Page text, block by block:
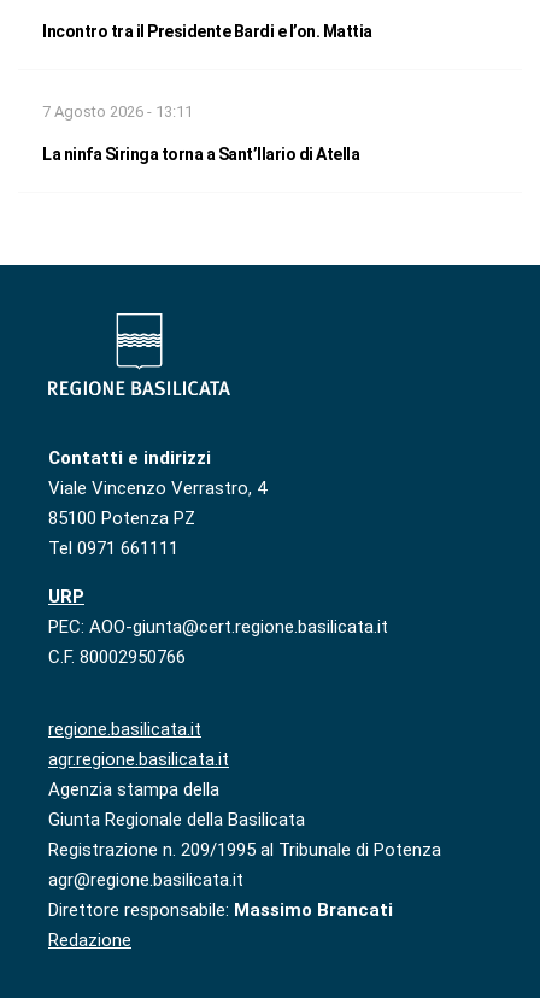
Incontro tra il Presidente Bardi e l’on. Mattia
7 Agosto 2026 - 13:11
La ninfa Siringa torna a Sant’Ilario di Atella
Contatti e indirizzi
Viale Vincenzo Verrastro, 4
85100 Potenza PZ
Tel 0971 661111
URP
PEC: AOO-giunta@cert.regione.basilicata.it
C.F. 80002950766
regione.basilicata.it
agr.regione.basilicata.it
Agenzia stampa della
Giunta Regionale della Basilicata
Registrazione n. 209/1995 al Tribunale di Potenza
agr@regione.basilicata.it
Direttore responsabile: Massimo Brancati
Redazione